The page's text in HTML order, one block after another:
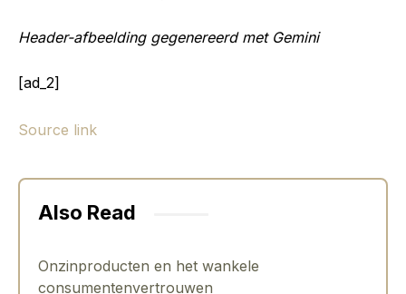
Header-afbeelding gegenereerd met Gemini
[ad_2]
Source link
Also Read
Onzinproducten en het wankele
consumentenvertrouwen